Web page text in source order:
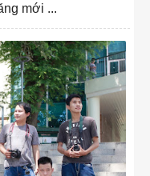
mới ...